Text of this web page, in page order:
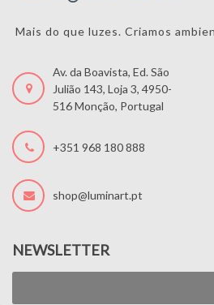
Mais do que luzes. Criamos
Av. da Boavista, Ed. São
Julião 143, Loja 3, 4950-
516 Monção, Portugal
+351 968 180 888
shop@luminart.pt
NEWSLETTER